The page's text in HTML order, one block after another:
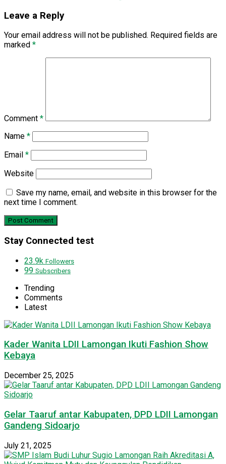
Leave a Reply
Your email address will not be published. Required fields are
marked *
Comment *
Name *
Email *
Website
Save my name, email, and website in this browser for the
next time I comment.
Stay Connected test
23.9k Followers
99 Subscribers
Trending
Comments
Latest
Kader Wanita LDII Lamongan Ikuti Fashion Show
Kebaya
December 25, 2025
Gelar Taaruf antar Kabupaten, DPD LDII Lamongan
Gandeng Sidoarjo
July 21, 2025